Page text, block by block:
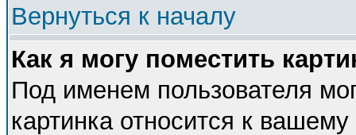
Вернуться к началу
Как я могу поместить
Под именем пользователя
картинка относится к